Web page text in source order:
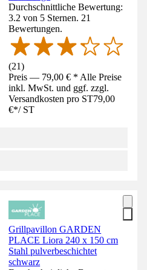
Durchschnittliche Bewertung:
3.2 von 5 Sternen. 21
Bewertungen.
(21)
Preis — 79,00 € * Alle Preise
inkl. MwSt. und ggf. zzgl.
Versandkosten pro ST79,00
€*/ ST
Grillpavillon GARDEN
PLACE Liora 240 x 150 cm
Stahl pulverbeschichtet
schwarz